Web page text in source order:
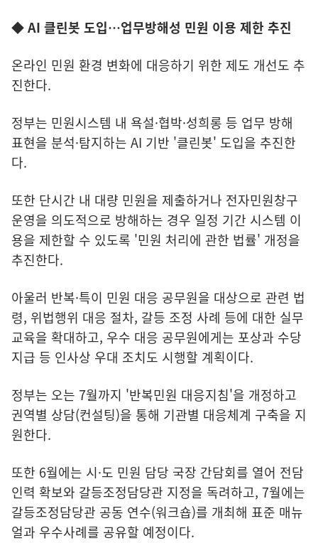
◆ AI 클린봇 도입…업무방해성 민원 이용 제한 추진
온라인 민원 환경 변화에 대응하기 위한 제도 개선도 추
진한다.
정부는 민원시스템 내 욕설·협박·성희롱 등 업무 방해
표현을 분석·탐지하는 AI 기반 '클린봇' 도입을 추진한
다.
또한 단시간 내 대량 민원을 제출하거나 전자민원창구
운영을 의도적으로 방해하는 경우 일정 기간 시스템 이
용을 제한할 수 있도록 '민원 처리에 관한 법률' 개정을
추진한다.
아울러 반복·특이 민원 대응 공무원을 대상으로 관련 법
령, 위법행위 대응 절차, 갈등 조정 사례 등에 대한 실무
교육을 확대하고, 우수 대응 공무원에게는 포상과 수당
지급 등 인사상 우대 조치도 시행할 계획이다.
정부는 오는 7월까지 '반복민원 대응지침'을 개정하고
권역별 상담(컨설팅)을 통해 기관별 대응체계 구축을 지
원한다.
또한 6월에는 시·도 민원 담당 국장 간담회를 열어 전담
인력 확보와 갈등조정담당관 지정을 독려하고, 7월에는
갈등조정담당관 공동 연수(워크숍)를 개최해 표준 매뉴
얼과 우수사례를 공유할 예정이다.